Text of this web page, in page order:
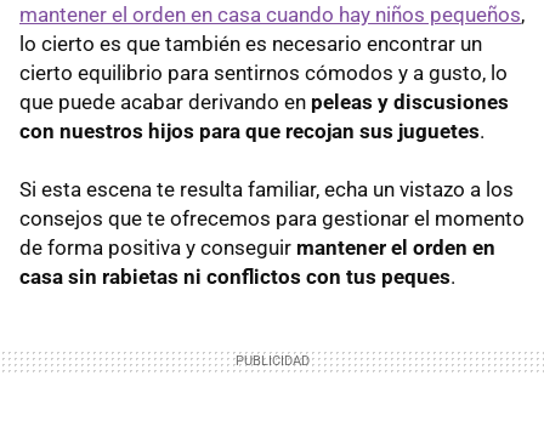
mantener el orden en casa cuando hay niños pequeños,
lo cierto es que también es necesario encontrar un
cierto equilibrio para sentirnos cómodos y a gusto, lo
que puede acabar derivando en peleas y discusiones
con nuestros hijos para que recojan sus juguetes.
Si esta escena te resulta familiar, echa un vistazo a los
consejos que te ofrecemos para gestionar el momento
de forma positiva y conseguir mantener el orden en
casa sin rabietas ni conflictos con tus peques.